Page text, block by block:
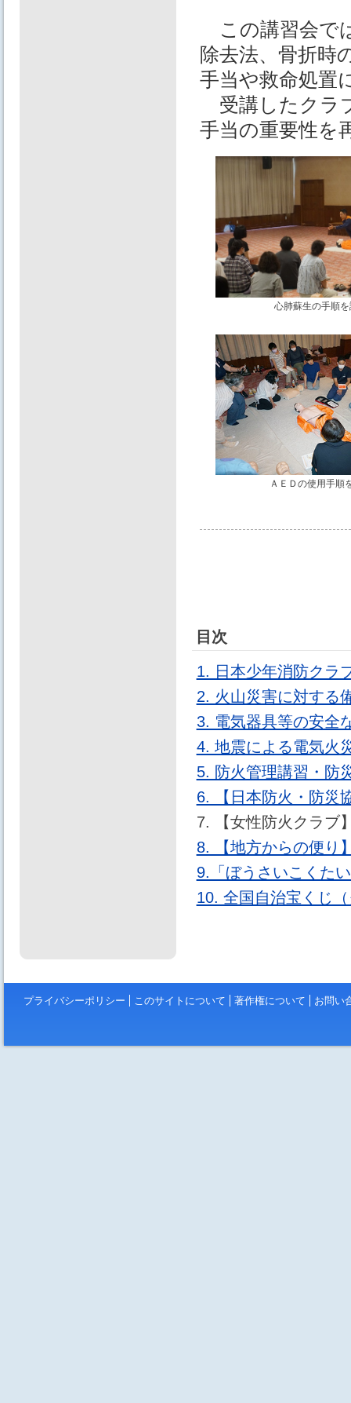
この講習会で
除去法、骨折時
手当や救命処置
受講したクラ
手当の重要性を
心肺蘇生の手順
ＡＥＤの使用手順
目次
1. 日本少年消防クラ
2. 火山災害に対す
3. 電気器具等の安
4. 地震による電気
5. 防火管理講習・防
6. 【日本防火・防災
7. 【女性防火クラブ
8. 【地方からの便り
9.「ぼうさいこくた
10. 全国自治宝くじ
プライバシーポリシー このサイトについて 著作権について お問い